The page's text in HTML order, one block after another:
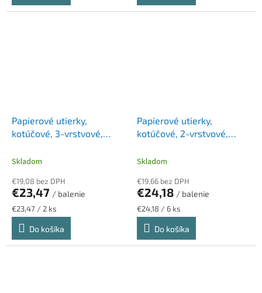
Papierové utierky,
kotúčové, 3-vrstvové,
3.500", modrá
Skladom
€19,08 bez DPH
€23,47 / balenie
Jednotková
cena:
€23,47 / 2 ks
Do košíka
Papierové utierky,
kotúčové, 2-vrstvové,
CF", havana hnedé
Skladom
€19,66 bez DPH
€24,18 / balenie
Jednotková
cena:
€24,18 / 6 ks
Do košíka